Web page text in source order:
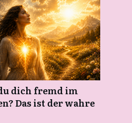
dich fremd im
Das ist der wahre